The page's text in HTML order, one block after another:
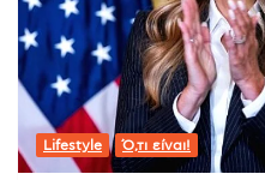
Lifestyle Ό,τι είναι!